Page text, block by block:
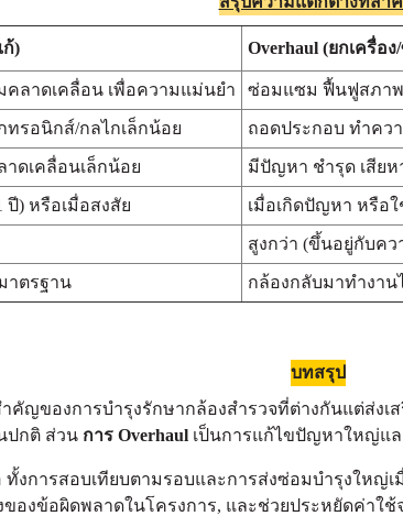
ก้) Overhaul (ยกเครื่อ
ลาดเคลื่อน เพื่อความแม่นยำ ซ่อมแซม ฟื้นฟูสภาพ
ทรอนิกส์/กลไกเล็กน้อย ถอดประกอบ ทำคว
ดเคลื่อนเล็กน้อย มีปัญหา ชำรุด เสียห
ปี) หรือเมื่อสงสัย เมื่อเกิดปัญหา หรือ
สูงกว่า (ขึ้นอยู่กับคว
าตรฐาน กล้องกลับมาทำงา
บทสรุป
สำคัญของการบำรุงรักษากล้องสำรวจที่ต่างกันแต่ส่ง
ปกติ ส่วน การ Overhaul เป็นการแก้ไขปัญหาใหญ่แล
งการสอบเทียบตามรอบและการส่งซ่อมบำรุงใหญ่
องข้อผิดพลาดในโครงการ, และช่วยประหยัดค่าใ